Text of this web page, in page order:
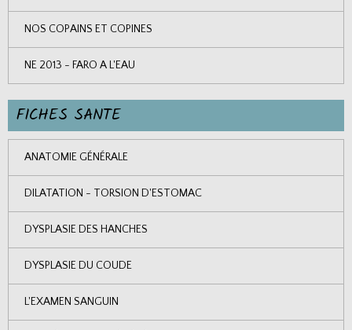
NOS COPAINS ET COPINES
NE 2013 - FARO A L'EAU
FICHES SANTE
ANATOMIE GÉNÉRALE
DILATATION - TORSION D'ESTOMAC
DYSPLASIE DES HANCHES
DYSPLASIE DU COUDE
L'EXAMEN SANGUIN